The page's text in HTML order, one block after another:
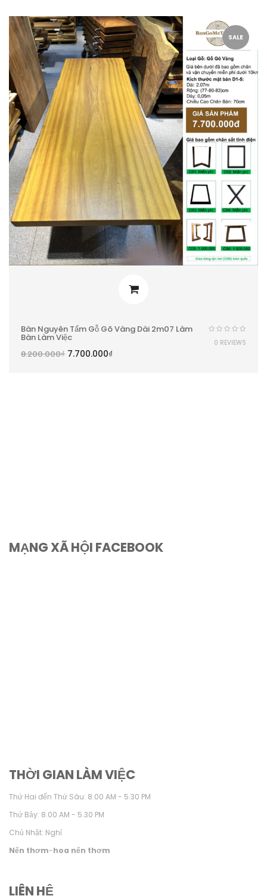
SALE
Bàn Nguyên Tấm Gỗ Gõ Vàng Dài 2m07 Làm
Bàn Làm Việc
8.200.000₫ 7.700.000₫
0 REVIEWS
MẠNG XÃ HỘI FACEBOOK
THỜI GIAN LÀM VIỆC
Thứ Hai đến Thứ Sáu: 8.00 AM - 5.30 PM
Thứ Bảy: 8.00 AM - 5.30 PM
Chủ Nhật: Nghỉ
Nến thơm-hoa nến thơm
LIÊN HỆ